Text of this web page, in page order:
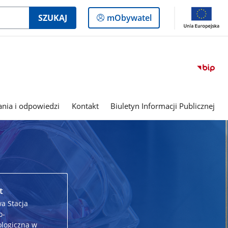
SZUKAJ
Logowanie
do
mObywatel
i odpowiedzi Kontakt Biuletyn Informacji Publicznej
Stacja
w